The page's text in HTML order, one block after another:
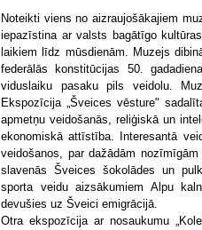
Noteikti viens no aizraujošākajiem
iepazīstina ar valsts bagātīgo
laikiem līdz mūsdienām. Muzejs
federālās konstitūcijas 50.
viduslaiku pasaku pils veidolu.
Ekspozīcija „Šveices vēsture"
apmetņu veidošanās, reliģiskā un
ekonomiskā attīstība. Interesantā
veidošanos, par dažādām
slavenās Šveices šokolādes un
sporta veidu aizsākumiem Alpu
devušies uz Šveici emigrācijā.
Otra ekspozīcija ar nosaukumu